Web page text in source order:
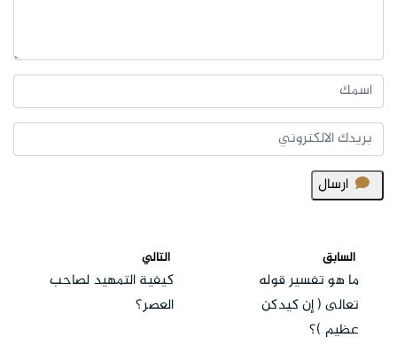
ارسال
السابق
ما هو تفسير قوله
تعالى ( إن كيدكن
عظيم )؟
التالي
كيفية التمهيد لصاحب
العصر؟